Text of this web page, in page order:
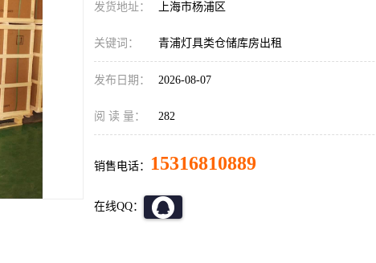
发货地址： 上海市杨浦区
关键词： 青浦灯具类仓储库房出租
发布日期： 2026-08-07
阅 读 量： 282
销售电话： 15316810889
在线QQ：